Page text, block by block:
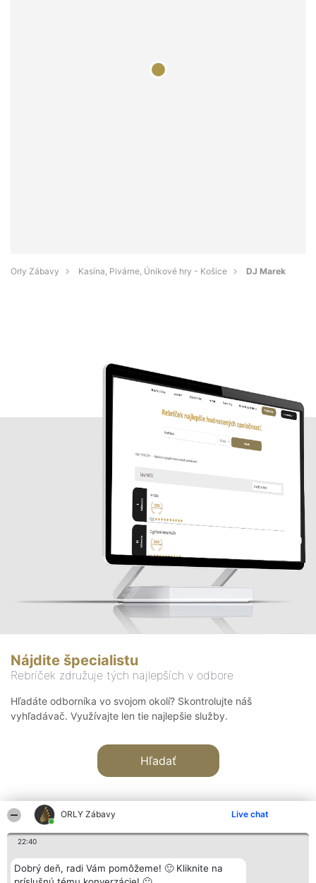
ORLY Zábavy Live chat
22:40
Dobrý deň, radi Vám pomôžeme! 🙂 Kliknite na
Orly Zábavy Kasína, Pivárne, Únikové hry - Košice DJ Marek
Nájdite špecialistu
Rebríček združuje tých najlepších v odbore
Hľadáte odborníka vo svojom okolí? Skontrolujte náš
vyhľadávač. Využívajte len tie najlepšie služby.
Hľadať
Organizátor hodnotenia
Bright Side Solutions sp. z o.
Hodnotenie
Laureáti
Kontakt
Kontakt